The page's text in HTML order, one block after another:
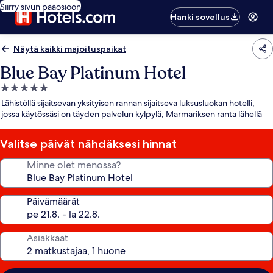
Siirry sivun pääosioon
Hanki sovellus
Näytä kaikki majoituspaikat
Blue Bay Platinum Hotel
5.0
tähden
majoituspaikka
Lähistöllä sijaitsevan yksityisen rannan sijaitseva luksusluokan hotelli,
jossa käytössäsi on täyden palvelun kylpylä; Marmariksen ranta lähellä
Valitse päivät nähdäksesi hinnat
Minne olet menossa?
Päivämäärät
Asiakkaat